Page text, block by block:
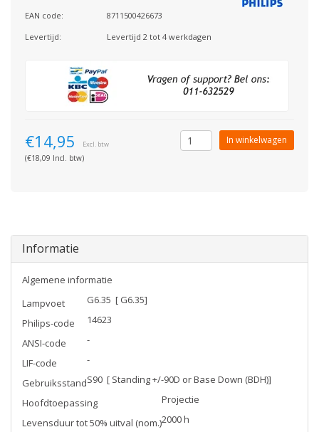
EAN code:
8711500426673
Levertijd:
Levertijd 2 tot 4 werkdagen
€14,95 Excl. btw
(€18,09 Incl. btw)
In winkelwagen
Informatie
Algemene informatie
Lampvoet
G6.35 [ G6.35]
Philips-code
14623
ANSI-code
-
LIF-code
-
GebruiksstandS90 [ Standing +/-90D or Base Down (BDH)]
Hoofdtoepassing
Projectie
Levensduur tot 50% uitval (nom.)2000 h